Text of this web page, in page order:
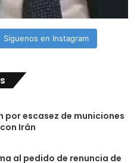
Síguenos en Instagram
por escasez de municiones
Irán
al pedido de renuncia de